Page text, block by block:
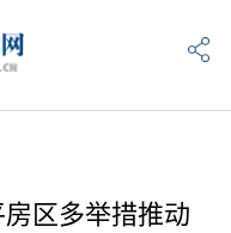
区多举措推动